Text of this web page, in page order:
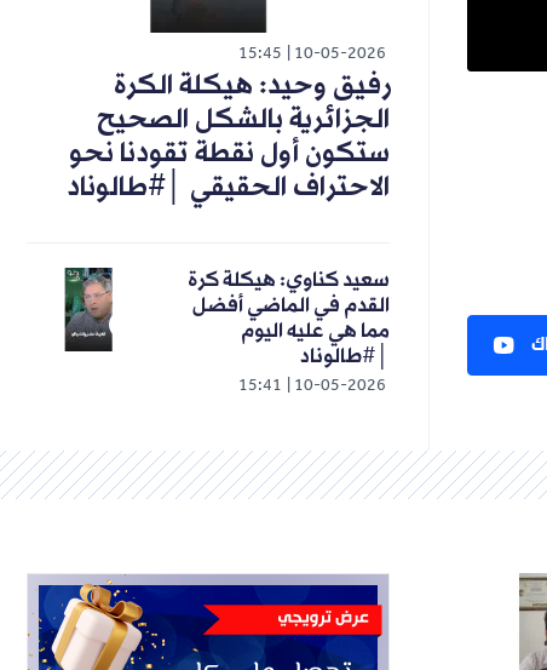
10-05-2026
15:45
رفيق وحيد: هيكلة الكرة
الجزائرية بالشكل الصحيح
ستكون أول نقطة تقودنا نحو
الاحتراف الحقيقي │#طالوناد
10-05-2026
15:41
سعيد كناوي: هيكلة كرة
القدم في الماضي أفضل
مما هي عليه اليوم
│#طالوناد